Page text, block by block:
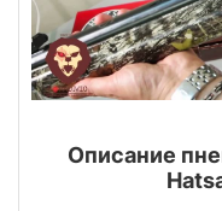
Описание